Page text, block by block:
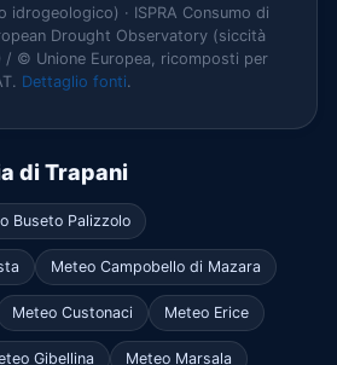
idrogeologico) · ISPRA Consumo di
Drought Observatory (siccità
/ © Unione Europea, ricomposti per
Dettaglio fonti.
di Trapani
Buseto Palizzolo
Meteo Campobello di Mazara
Meteo Custonaci Meteo Erice
Gibellina Meteo Marsala